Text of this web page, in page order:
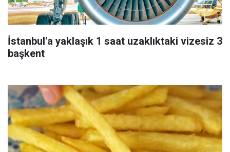
İstanbul'a yaklaşık 1 saat uzaklıktaki vizesiz 3
başkent